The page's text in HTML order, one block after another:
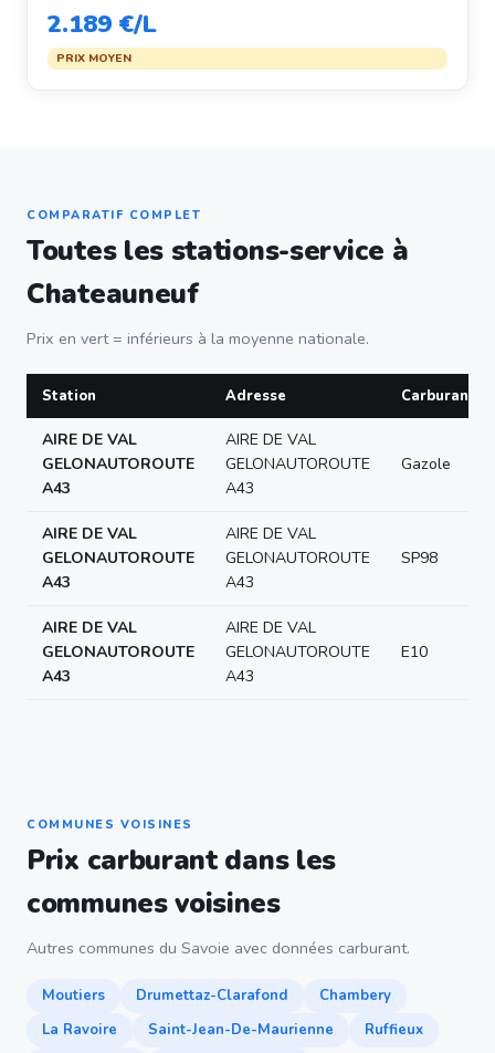
2.189 €/L
PRIX MOYEN
COMPARATIF COMPLET
Toutes les stations-service à
Chateauneuf
Prix en vert = inférieurs à la moyenne nationale.
Station Adresse Carburant
AIRE DE VAL
GELONAUTOROUTE
A43
AIRE DE VAL
GELONAUTOROUTE
A43
Gazole
AIRE DE VAL
GELONAUTOROUTE
A43
AIRE DE VAL
GELONAUTOROUTE
A43
SP98
AIRE DE VAL
GELONAUTOROUTE
A43
AIRE DE VAL
GELONAUTOROUTE
A43
E10
COMMUNES VOISINES
Prix carburant dans les
communes voisines
Autres communes du Savoie avec données carburant.
Moutiers Drumettaz-Clarafond
Chambery
La Ravoire
Saint-Jean-De-Maurienne
Ruffieux